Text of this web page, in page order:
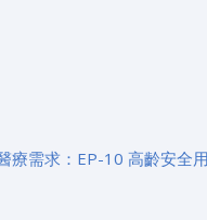
療需求：EP-10 高齡安全